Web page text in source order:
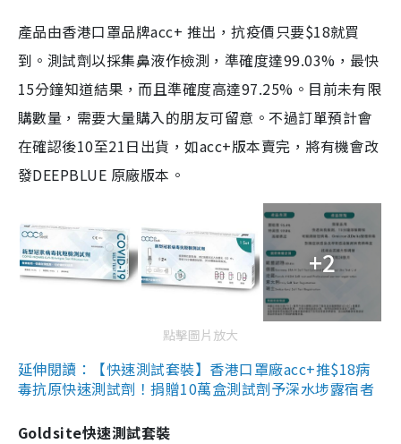
產品由香港口罩品牌acc+ 推出，抗疫價只要$18就買
到。測試劑以採集鼻液作檢測，準確度達99.03%，最快
15分鐘知道結果，而且準確度高達97.25%。目前未有限
購數量，需要大量購入的朋友可留意。不過訂單預計會
在確認後10至21日出貨，如acc+版本賣完，將有機會改
發DEEPBLUE 原廠版本。
+2
點擊圖片放大
延伸閱讀：【快速測試套裝】香港口罩廠acc+推$18病
毒抗原快速測試劑！捐贈10萬盒測試劑予深水埗露宿者
Goldsite快速測試套裝